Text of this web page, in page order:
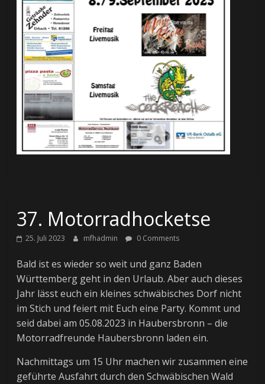
37. Motorradhocketse
25. Juli 2023 mfhadmin 0 Comments
Bald ist es wieder so weit und ganz Baden
Württemberg geht in den Urlaub. Aber auch dieses
Jahr lässt euch ein kleines schwäbisches Dorf nicht
im Stich und feiert mit Euch eine Party. Kommt und
seid dabei am 05.08.2023 in Haubersbronn – die
Motorradfreunde Haubersbronn laden ein.
Nachmittags um 15 Uhr machen wir zusammen eine
geführte Ausfahrt durch den Schwäbischen Wald